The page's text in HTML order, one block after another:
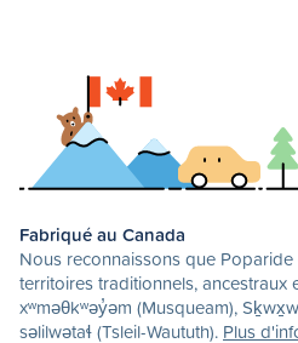
Fabriqué au Canada
Nous reconnaissons que
territoires traditionnels,
xʷməθkʷəy̓əm (Musqueam),
səlilwətaɬ (Tsleil-Waututh). Plus